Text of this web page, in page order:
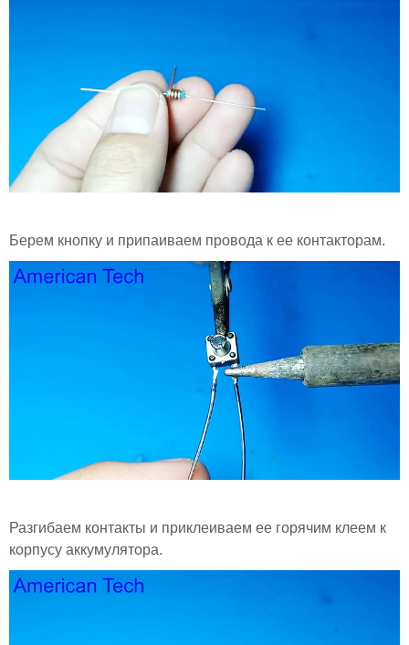
Берем кнопку и припаиваем провода к ее контакторам.
Разгибаем контакты и приклеиваем ее горячим клеем к
корпусу аккумулятора.